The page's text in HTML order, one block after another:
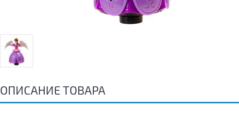
ОПИСАНИЕ ТОВАРА